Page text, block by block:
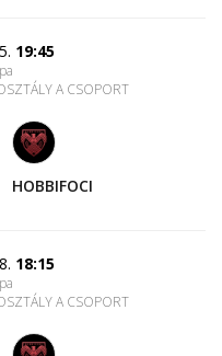
19:45
A CSOPORT
HOBBIFOCI
18:15
A CSOPORT